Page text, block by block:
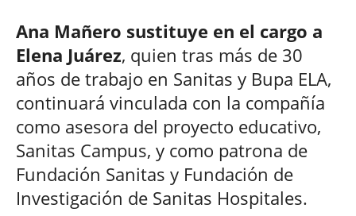
Ana Mañero sustituye en el cargo a
Elena Juárez, quien tras más de 30
años de trabajo en Sanitas y Bupa ELA,
continuará vinculada con la compañía
como asesora del proyecto educativo,
Sanitas Campus, y como patrona de
Fundación Sanitas y Fundación de
Investigación de Sanitas Hospitales.